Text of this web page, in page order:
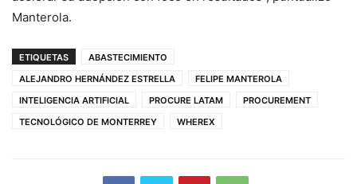
Manterola.
ETIQUETAS
ABASTECIMIENTO
ALEJANDRO HERNÁNDEZ ESTRELLA
FELIPE MANTEROLA
INTELIGENCIA ARTIFICIAL
PROCURE LATAM
PROCUREMENT
TECNOLÓGICO DE MONTERREY
WHEREX